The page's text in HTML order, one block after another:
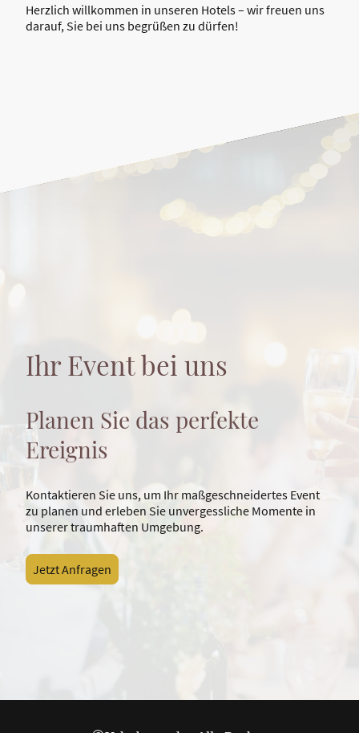
Herzlich willkommen in unseren Hotels – wir freuen uns
darauf, Sie bei uns begrüßen zu dürfen!
Ihr Event bei uns
Planen Sie das perfekte
Ereignis
Kontaktieren Sie uns, um Ihr maßgeschneidertes Event
zu planen und erleben Sie unvergessliche Momente in
unserer traumhaften Umgebung.
Jetzt Anfragen